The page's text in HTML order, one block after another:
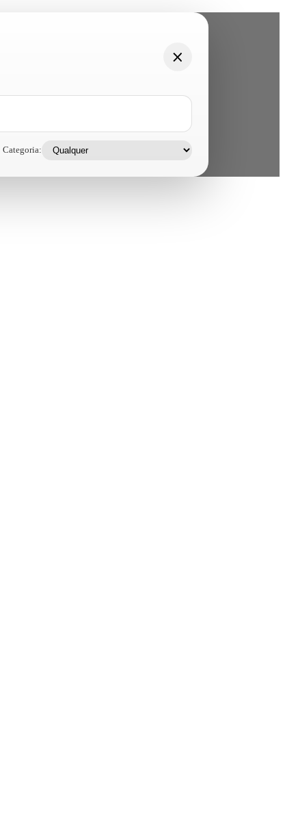
Categoria: